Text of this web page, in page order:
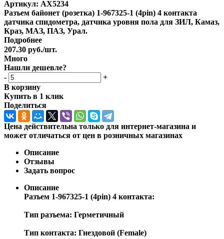
Артикул: AX5234
Разъем байонет (розетка) 1-967325-1 (4pin) 4 контакта
датчика спидометра, датчика уровня пола для ЗИЛ, Камаз,
Краз, МАЗ, ПАЗ, Урал.
Подробнее
207.30 руб./шт.
Много
Нашли дешевле?
-
+
В корзину
Купить в 1 клик
Поделиться
Цена действительна только для интернет-магазина и
может отличаться от цен в розничных магазинах
Описание
Отзывы
Задать вопрос
Описание
Разъем 1-967325-1 (4pin) 4 контакта:
Тип разъема: Герметичный
Тип контакта: Гнездовой (Female)